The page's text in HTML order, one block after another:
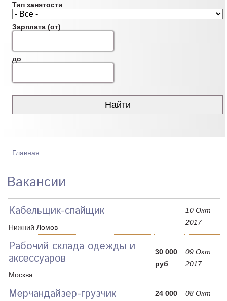
Тип занятости
Зарплата (от)
до
ВЫ ЗДЕСЬ
Главная
Вакансии
Кабельщик-спайщик
Нижний Ломов
10 Окт
2017
Рабочий склада одежды и
аксессуаров
Москва
30 000
руб
09 Окт
2017
Мерчандайзер-грузчик
24 000
08 Окт